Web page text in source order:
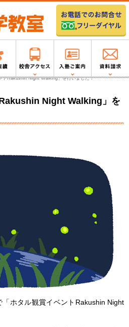
トRakushin Night Walking」を行いました！
Rakushin Night Walking」を
ホタル観賞イベントRakushin Night